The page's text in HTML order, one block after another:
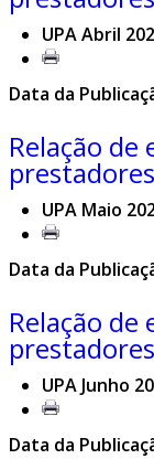
UPA Abril
Data da
Relação de
UPA Maio
Data da
Relação de
UPA Junho
Data da